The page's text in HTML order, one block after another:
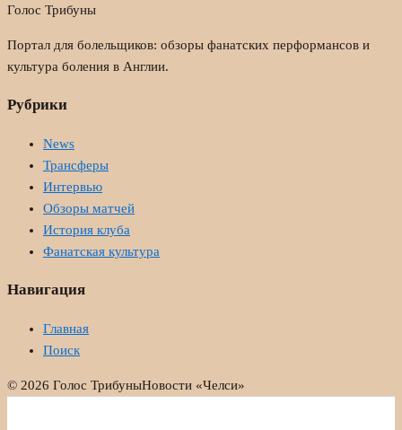
Голос Трибуны
Портал для болельщиков: обзоры фанатских перформансов и
культура боления в Англии.
Рубрики
News
Трансферы
Интервью
Обзоры матчей
История клуба
Фанатская культура
Навигация
Главная
Поиск
© 2026 Голос ТрибуныНовости «Челси»